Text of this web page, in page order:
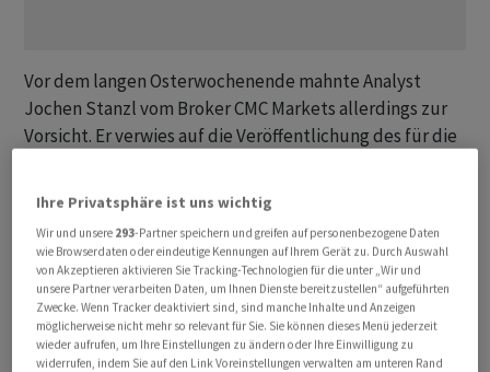
Vor dem langen Osterwochenende mahnte Analyst
Jochen Stanzl vom Broker CMC Markets allerdings zur
Vorsicht. Er verwies auf die Veröffentlichung des für die
Karfreitag, wenn die Börsen geschlossen sind und die
Aktienkurse darauf erst nach Ostern reagieren können.
Damit bestehe das Risiko einer Kurslücke über das
verlängerte Wochenende. Stanzl hält es deshalb für
möglich, dass Anleger vorher Gewinne mitnehmen. Doch
bislang ist das Gegenteil der Fall, die Kurse steigen
weiter.
Ihre Privatsphäre ist uns wichtig
Wir und unsere 293-Partner speichern und greifen auf personenbezogene Daten
wie Browserdaten oder eindeutige Kennungen auf Ihrem Gerät zu. Durch Auswahl
von Akzeptieren aktivieren Sie Tracking-Technologien für die unter „Wir und
unsere Partner verarbeiten Daten, um Ihnen Dienste bereitzustellen“ aufgeführten
Zwecke. Wenn Tracker deaktiviert sind, sind manche Inhalte und Anzeigen
möglicherweise nicht mehr so relevant für Sie. Sie können dieses Menü jederzeit
wieder aufrufen, um Ihre Einstellungen zu ändern oder Ihre Einwilligung zu
widerrufen, indem Sie auf den Link Voreinstellungen verwalten am unteren Rand